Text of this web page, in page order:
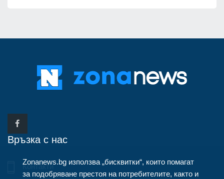
Връзка с нас
Контакти
Zonanews.bg използва „бисквитки“, които помагат
за подобряване престоя на потребителите, както и